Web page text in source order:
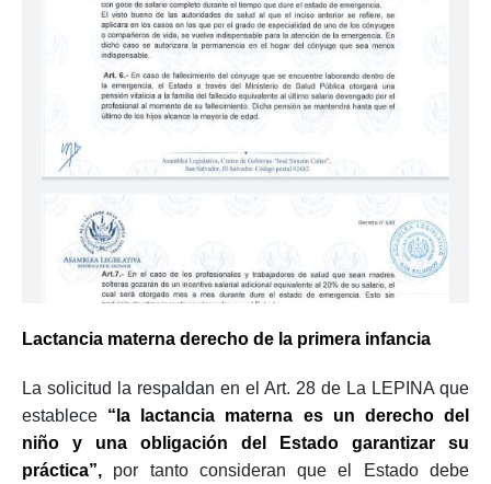
Lactancia materna derecho de la primera infancia
La solicitud la respaldan en el Art. 28 de La LEPINA que
establece “la lactancia materna es un derecho del
niño y una obligación del Estado garantizar su
práctica”, por tanto consideran que el Estado debe